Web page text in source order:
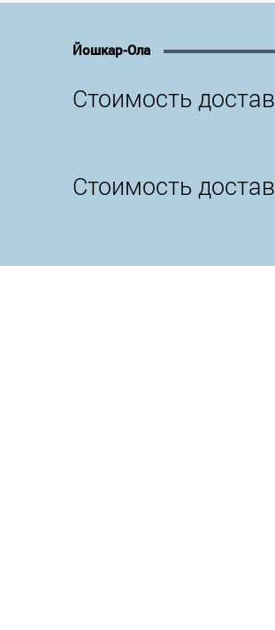
Йошкар-Ола
Стоимость
Стоимость